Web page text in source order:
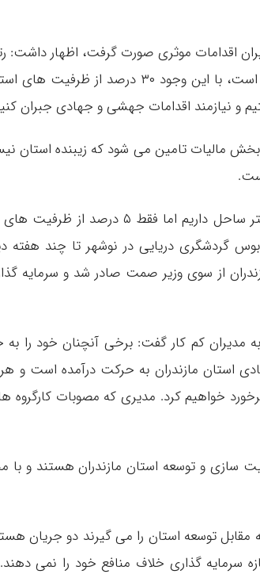
کشاورزی بخشی از دستاوردها در استان است، با
نیازمند اقدامات جهشی و جهادی جبران
استان از بخش مالیات تامین می شود که زیبنده
حسینی پور با اشاره به اینکه ۴۷۰ کیلومتر
گردشگری دریایی در نوشهر تا چند هفته
از سوی وزیر صمت صادر شد و سرمایه
مدیران کم کار گفت: برخی آنچنان خود را به
استان مازندران به حرکت درآمده است و
خواهیم کرد‌. مدیری که مصوبات کارگروه
سازی و توسعه استان مازندران هستند و
که مقابل توسعه استان را می گیرند دو جریان
سرمایه گذاری خلاف منافع خود را نمی